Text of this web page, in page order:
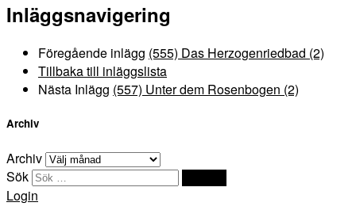
Inläggsnavigering
Föregående inlägg (555) Das Herzogenriedbad (2)
Tillbaka till inläggslista
Nästa Inlägg (557) Unter dem Rosenbogen (2)
Archiv
Archiv
Sök
Login